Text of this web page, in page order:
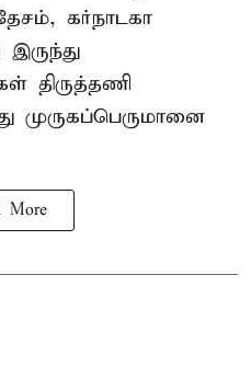
கர்நாடகா
திருத்தணி
முருகப்பெருமானை
More